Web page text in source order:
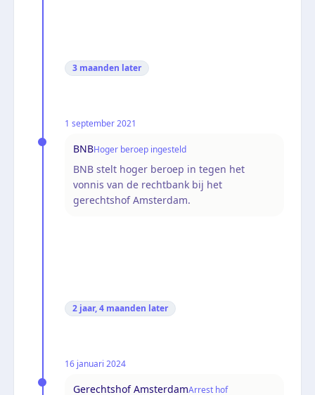
3 maanden later
1 september 2021
BNBHoger beroep ingesteld
BNB stelt hoger beroep in tegen het
vonnis van de rechtbank bij het
gerechtshof Amsterdam.
2 jaar, 4 maanden later
16 januari 2024
Gerechtshof AmsterdamArrest hof